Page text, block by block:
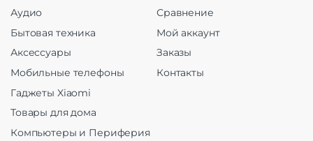
Аудио
Бытовая техника
Аксессуары
Мобильные телефоны
Гаджеты Xiaomi
Товары для дома
Компьютеры и Периферия
Сравнение
Мой аккаунт
Заказы
Контакты